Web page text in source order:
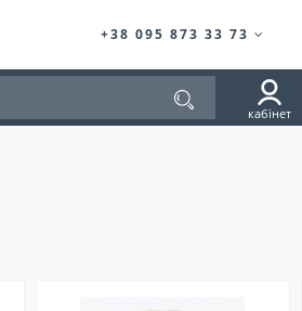
+38 095 873 33 73
кабінет